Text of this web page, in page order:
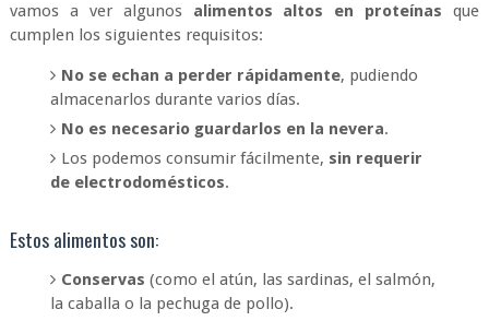
vamos a ver algunos alimentos altos en proteínas que
cumplen los siguientes requisitos:
No se echan a perder rápidamente, pudiendo
almacenarlos durante varios días.
No es necesario guardarlos en la nevera.
Los podemos consumir fácilmente, sin requerir
de electrodomésticos.
Estos alimentos son:
Conservas (como el atún, las sardinas, el salmón,
la caballa o la pechuga de pollo).